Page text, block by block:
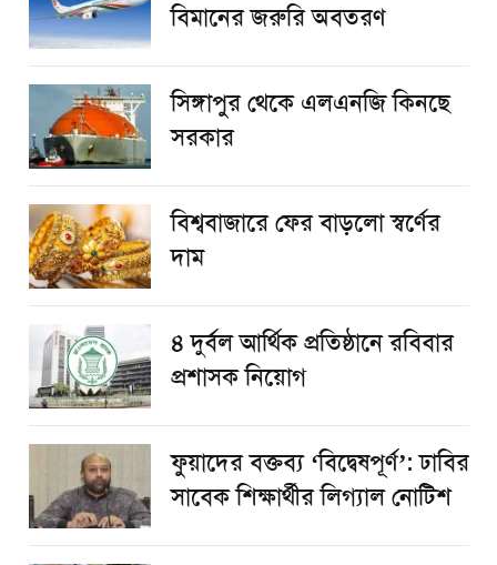
বিমানের জরুরি অবতরণ
সিঙ্গাপুর থেকে এলএনজি কিনছে
সরকার
বিশ্ববাজারে ফের বাড়লো স্বর্ণের
দাম
৪ দুর্বল আর্থিক প্রতিষ্ঠানে রবিবার
প্রশাসক নিয়োগ
ফুয়াদের বক্তব্য ‘বিদ্বেষপূর্ণ’: ঢাবির
সাবেক শিক্ষার্থীর লিগ্যাল নোটিশ